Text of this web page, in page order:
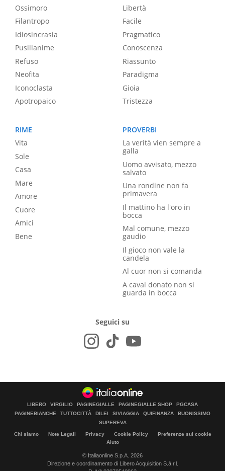
Ossimoro
Filantropo
Idiosincrasia
Pusillanime
Refuso
Neofita
Iconoclasta
Apotropaico
Libertà
Facile
Pragmatico
Conoscenza
Riassunto
Paradigma
Gioia
Tristezza
RIME
Vita
Sole
Casa
Mare
Amore
Cuore
Amici
Bene
PROVERBI
La verità vien sempre a
galla
Uomo avvisato, mezzo
salvato
Una rondine non fa
primavera
Il mattino ha l'oro in
bocca
Mal comune, mezzo
gaudio
Il gioco non vale la
candela
Al cuor non si comanda
A caval donato non si
guarda in bocca
Seguici su
LIBERO VIRGILIO PAGINEGIALLE PAGINEGIALLE SHOP
PGCASA
PAGINEBIANCHE
TUTTOCITTÀ DILEI SIVIAGGIA QUIFINANZA
BUONISSIMO
SUPEREVA
Chi siamo Note Legali Privacy Cookie Policy
Preferenze sui cookie
Aiuto
© Italiaonline S.p.A. 2026
Direzione e coordinamento di Libero Acquisition S.á r.l.